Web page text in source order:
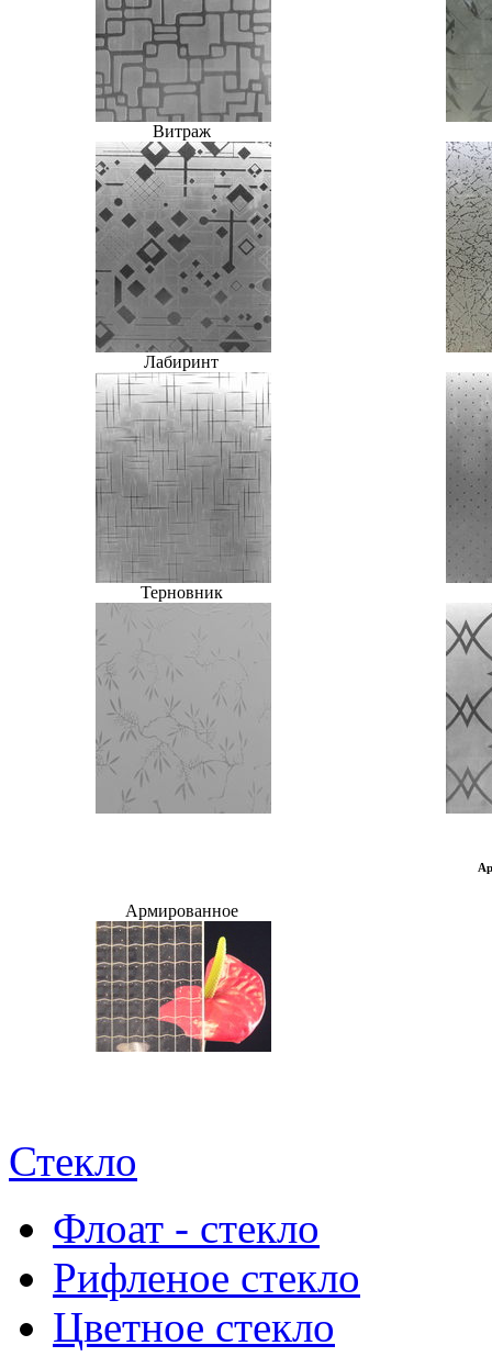
Витраж
Лабиринт
Терновник
Армированное
Стекло
Флоат - стекло
Рифленое стекло
Цветное стекло